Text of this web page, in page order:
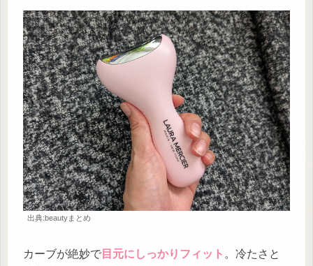
出典:beautyまとめ
カーブが絶妙で 目元にしっかりフィット 。冷たさと